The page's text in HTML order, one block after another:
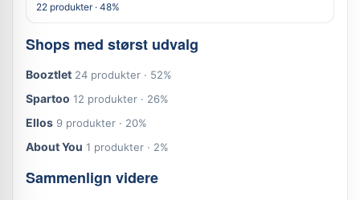
22 produkter · 48%
Shops med størst udvalg
Booztlet 24 produkter · 52%
Spartoo 12 produkter · 26%
Ellos 9 produkter · 20%
About You 1 produkter · 2%
Sammenlign videre